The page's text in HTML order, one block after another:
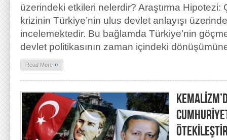
üzerindeki etkileri nelerdir? Araştırma Hipotezi:
krizinin Türkiye’nin ulus devlet anlayışı
incelemektedir. Bu bağlamda Türkiye’nin
devlet politikasının zaman içindeki
Read More »